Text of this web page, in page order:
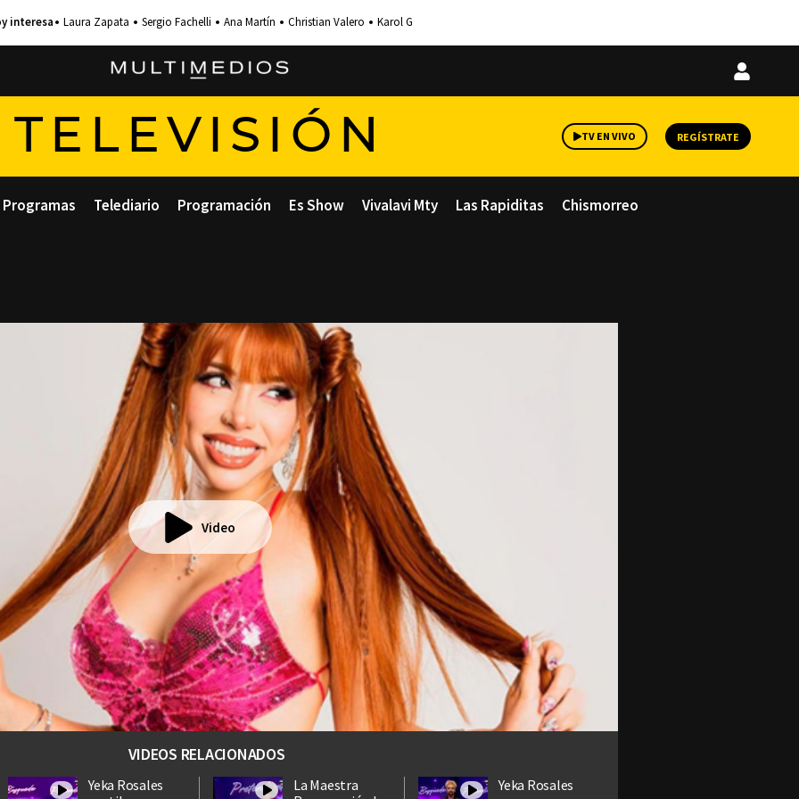
Laura Zapata Sergio Fachelli Ana Martín Christian Valero Karol G
Iniciar
TELEVISIÓN TV EN VIVO REGÍSTRATE
Programas Telediario Programación Es Show Vivalavi Mty Las Rapiditas Chismorreo
Video
VIDEOS RELACIONADOS
Yeka Rosales
La Maestra
Yeka Rosales